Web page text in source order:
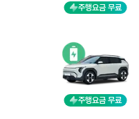
주행요금 무료
주행요금 무료